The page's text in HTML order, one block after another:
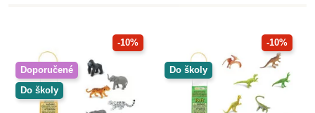
-10%
Doporučené
Do školy
-10%
Do školy